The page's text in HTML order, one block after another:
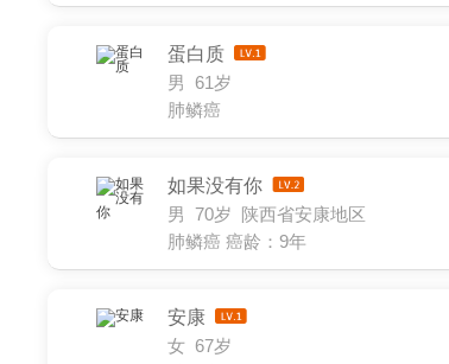
蛋白质
男 61岁
肺鳞癌
如果没有你
男 70岁 陕西省安康地区
肺鳞癌 癌龄：9年
安康
女 67岁